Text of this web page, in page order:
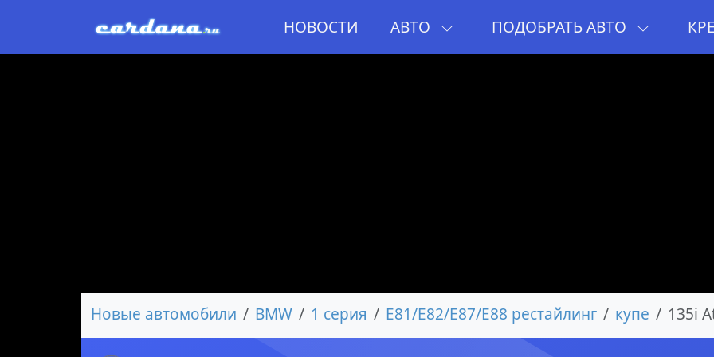
НОВОСТИ АВТО ПОДОБРАТЬ АВТО
Новые автомобили BMW 1 серия E81/E82/E87/E88 рестайлинг купе 135i